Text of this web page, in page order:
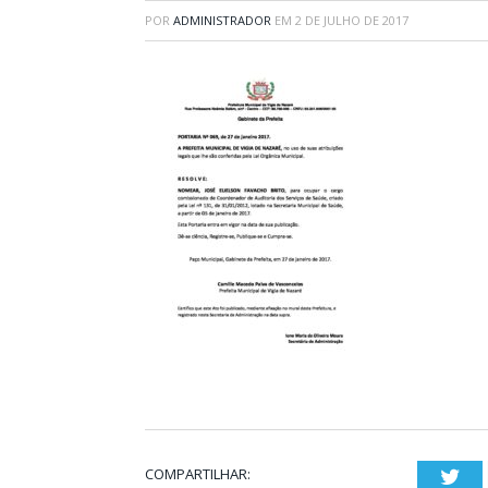
POR ADMINISTRADOR EM 2 DE JULHO DE 2017
COMPARTILHAR: